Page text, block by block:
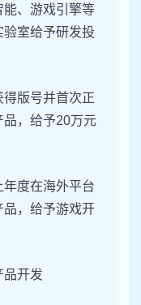
、游戏引擎等
室给予研发投
得版号并首次正
品，给予20万元
年度在海外平台
，给予游戏开
品开发